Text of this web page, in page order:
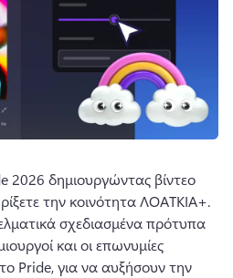
2026 δημιουργώντας βίντεο
σχεδιασμένα πρότυπα
και οι επωνυμίες
Pride, για να αυξήσουν την